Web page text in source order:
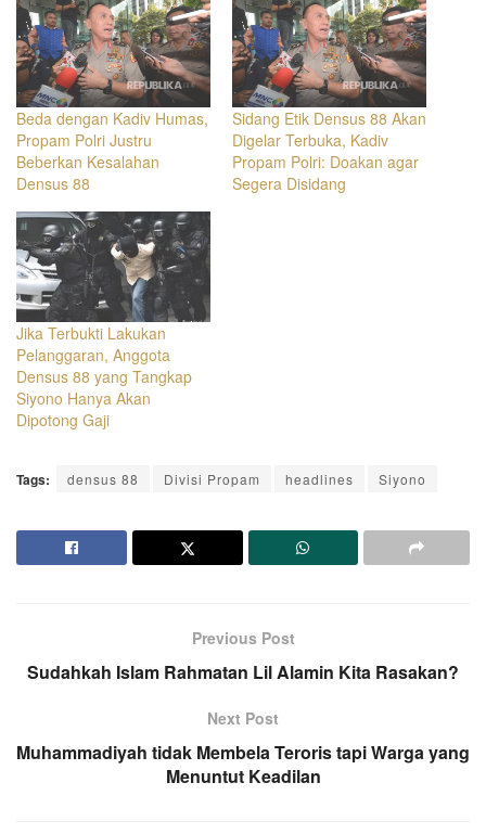
Beda dengan Kadiv Humas,
Propam Polri Justru
Beberkan Kesalahan
Densus 88
Sidang Etik Densus 88 Akan
Digelar Terbuka, Kadiv
Propam Polri: Doakan agar
Segera Disidang
Jika Terbukti Lakukan
Pelanggaran, Anggota
Densus 88 yang Tangkap
Siyono Hanya Akan
Dipotong Gaji
Tags: densus 88 Divisi Propam headlines Siyono
Previous Post
Sudahkah Islam Rahmatan Lil Alamin Kita Rasakan?
Next Post
Muhammadiyah tidak Membela Teroris tapi Warga yang
Menuntut Keadilan